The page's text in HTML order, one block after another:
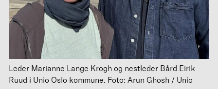
Leder Marianne Lange Krogh og nestleder Bård Eirik
Ruud i Unio Oslo kommune. Foto: Arun Ghosh / Unio